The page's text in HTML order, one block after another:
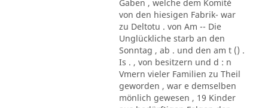
Gaben , welche dem Komité
von den hiesigen Fabrik- war
zu Deltotu . von Am -- Die
Unglückliche starb an den
Sonntag , ab . und den am t () .
Is . , von besitzern und d : n
Vmern vieler Familien zu Theil
geworden , war e demselben
mönlich gewesen , 19 Kinder